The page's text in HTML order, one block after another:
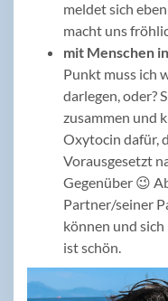
meldet sich
macht uns
mit Menschen
Punkt muss ich
darlegen, oder?
zusammen und
Oxytocin dafür,
Vorausgesetzt
Gegenüber 😉
Partner/seiner
können und
ist schön.